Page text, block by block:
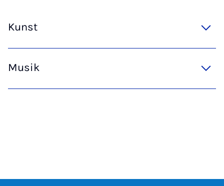
Kunst
Musik